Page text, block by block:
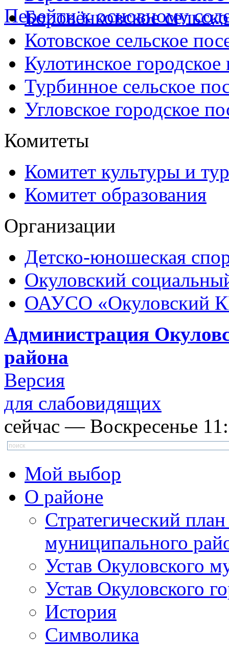
Перейти к основному
Боровёнковское
Котовское сельское
Кулотинское городское
Турбинное сельское
Угловское городское
Комитеты
Комитет культуры и
Комитет образования
Организации
Детско-юношеская
Окуловский
ОАУСО «Окуловский
Администрация
района
Версия
для слабовидящих
сейчас — Воскресенье
Мой выбор
О районе
Стратегический
муниципального
Устав Окуловского
Устав Окуловского
История
Символика